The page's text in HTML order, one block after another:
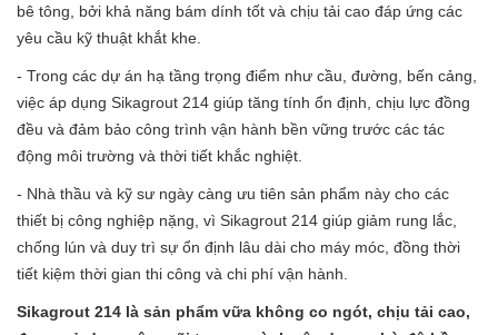
bê tông, bởi khả năng bám dính tốt và chịu tải cao đáp ứng các
yêu cầu kỹ thuật khắt khe.
- Trong các dự án hạ tầng trọng điểm như cầu, đường, bến cảng,
việc áp dụng Sikagrout 214 giúp tăng tính ổn định, chịu lực đồng
đều và đảm bảo công trình vận hành bền vững trước các tác
động môi trường và thời tiết khắc nghiệt.
- Nhà thầu và kỹ sư ngày càng ưu tiên sản phẩm này cho các
thiết bị công nghiệp nặng, vì Sikagrout 214 giúp giảm rung lắc,
chống lún và duy trì sự ổn định lâu dài cho máy móc, đồng thời
tiết kiệm thời gian thi công và chi phí vận hành.
Sikagrout 214 là sản phẩm vữa không co ngót, chịu tải cao,